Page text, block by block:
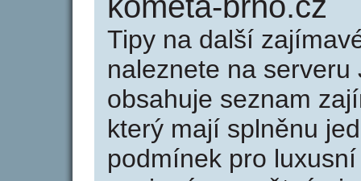
Tipy na další
naleznete na serveru
obsahuje seznam
který mají splněnu
podmínek pro